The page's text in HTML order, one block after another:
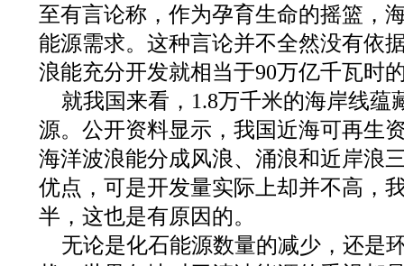
至有言论称，作为孕育生命的摇篮，
能源需求。这种言论并不全然没有依
浪能充分开发就相当于90万亿千瓦时
就我国来看，1.8万千米的海岸线蕴
源。公开资料显示，我国近海可再生
海洋波浪能分成风浪、涌浪和近岸浪
优点，可是开发量实际上却并不高，
半，这也是有原因的。
无论是化石能源数量的减少，还是